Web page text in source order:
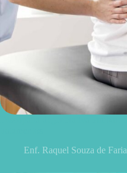
Enf. Raquel Souza de Faria